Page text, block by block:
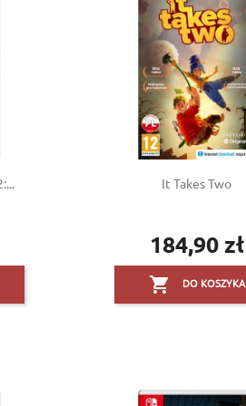
It Takes Two
Cena
184,90 zł
 DO KOSZYKA